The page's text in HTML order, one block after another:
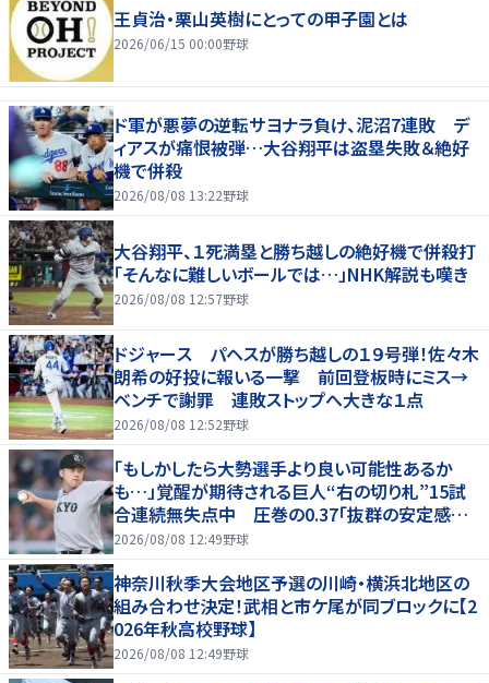
王貞治・栗山英樹にとっての甲子園とは
2026/06/15 00:00野球
ド軍が悪夢の逆転サヨナラ負け、泥沼7連敗 デ
ィアスが痛恨被弾…大谷翔平は盗塁失敗＆絶好
機で併殺
2026/08/08 13:22野球
大谷翔平、１死満塁と勝ち越しの絶好機で併殺打
「そんなに難しいボールでは…」NHK解説も嘆き
2026/08/08 12:57野球
ドジャース パヘスが勝ち越しの１９号弾！佐々木
朗希の好投に報いる一撃 前回登板時にミス→
ベンチで謝罪 連敗ストップへ大きな１点
2026/08/08 12:52野球
「もしかしたら大勢選手より良い可能性あるか
も…」覚醒が期待される巨人“右の切り札”15試
合連続無失点中 圧巻の0.37「抜群の安定感を
持っている」
2026/08/08 12:49野球
神奈川秋季大会地区予選の川崎・横浜北地区の
組み合わせ決定！武相と市ケ尾が同ブロックに【2
026年秋高校野球】
2026/08/08 12:49野球